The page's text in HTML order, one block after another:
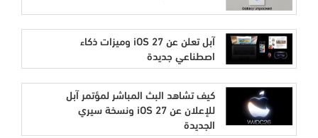
آبل تعلن عن iOS 27 وميزات ذكاء
اصطناعي جديدة
كيف تشاهد البث المباشر لمؤتمر آبل
للإعلان عن iOS 27 ونسخة سيري
الجديدة